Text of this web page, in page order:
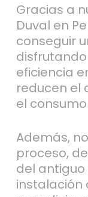
Gracias a
Duval en
conseguir
eficiencia
reducen el
el
Además,
proceso,
del
instalación